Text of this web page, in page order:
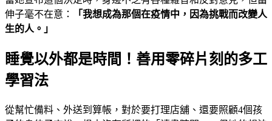
伸子毫不在意：
「我想成為那個在疫情中，因為挑戰而改變人
生的人。」
睡覺以外都是時間！善用零碎片刻的多工
學習法
從幫忙備料、外送到算帳，對於要打理店舖、還要照顧4個孩